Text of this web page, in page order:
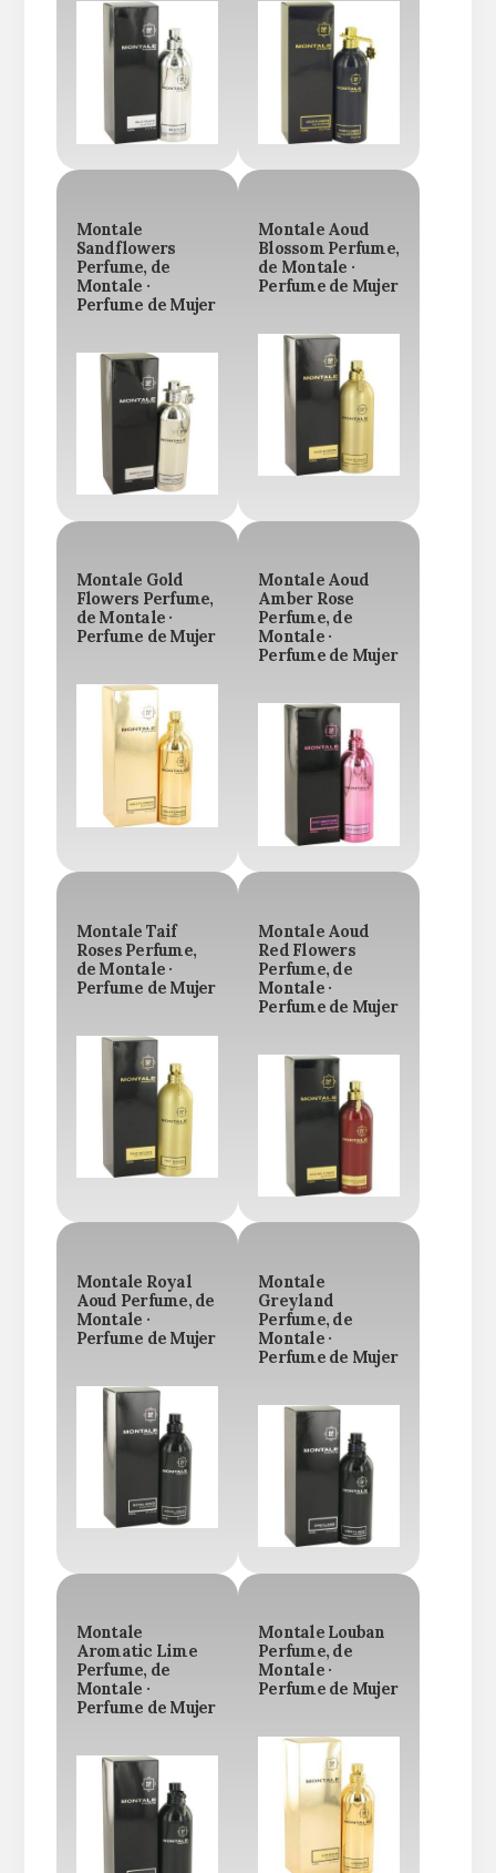
Montale
Sandflowers
Perfume, de
Montale ·
Perfume de Mujer
Montale Aoud
Blossom Perfume,
de Montale ·
Perfume de Mujer
Montale Gold
Flowers Perfume,
de Montale ·
Perfume de Mujer
Montale Aoud
Amber Rose
Perfume, de
Montale ·
Perfume de Mujer
Montale Taif
Roses Perfume,
de Montale ·
Perfume de Mujer
Montale Aoud
Red Flowers
Perfume, de
Montale ·
Perfume de Mujer
Montale Royal
Aoud Perfume, de
Montale ·
Perfume de Mujer
Montale
Greyland
Perfume, de
Montale ·
Perfume de Mujer
Montale
Aromatic Lime
Perfume, de
Montale ·
Perfume de Mujer
Montale Louban
Perfume, de
Montale ·
Perfume de Mujer